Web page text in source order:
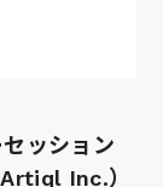
ッション
Inc.）